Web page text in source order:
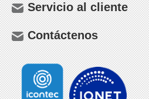
Servicio al cliente
Contáctenos